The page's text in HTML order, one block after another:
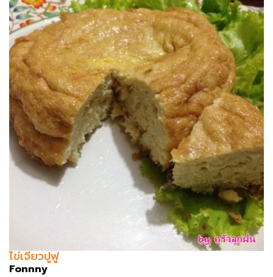
ไข่เจียวปูฟู
Fonnny